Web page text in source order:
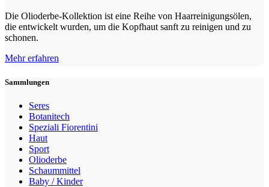
Die Olioderbe-Kollektion ist eine Reihe von Haarreinigungsölen,
die entwickelt wurden, um die Kopfhaut sanft zu reinigen und zu
schonen.
Mehr erfahren
Sammlungen
Seres
Botanitech
Speziali Fiorentini
Haut
Sport
Olioderbe
Schaummittel
Baby / Kinder